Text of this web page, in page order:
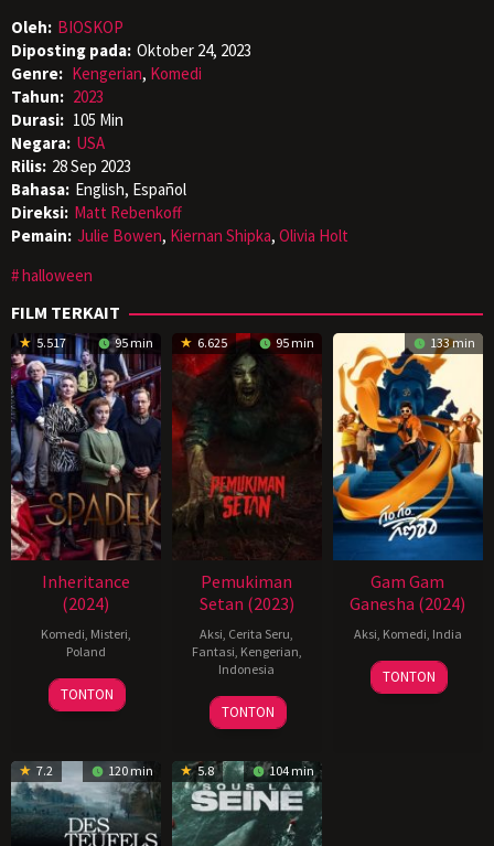
Oleh: BIOSKOP
Diposting pada: Oktober 24, 2023
Genre: Kengerian, Komedi
Tahun: 2023
Durasi: 105 Min
Negara: USA
Rilis: 28 Sep 2023
Bahasa: English, Español
Direksi: Matt Rebenkoff
Pemain: Julie Bowen, Kiernan Shipka, Olivia Holt
halloween
FILM TERKAIT
5.517 95 min
Inheritance
(2024)
Komedi, Misteri,
Poland
19
Jun
Sylwester
Jakimow
TONTON
6.625 95 min
Pemukiman
Setan (2023)
Aksi, Cerita Seru,
Fantasi, Kengerian,
Indonesia
25
Jan
Charles
Gozali
TONTON
133 min
Gam Gam
Ganesha (2024)
Aksi, Komedi, India
31
May
Uday
Shetty
TONTON
7.2 120 min 5.8 104 min